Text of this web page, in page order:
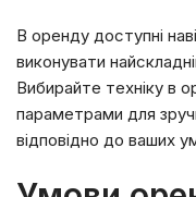
В оренду доступні
виконувати
Вибирайте техніку в
параметрами для
відповідно до ваших